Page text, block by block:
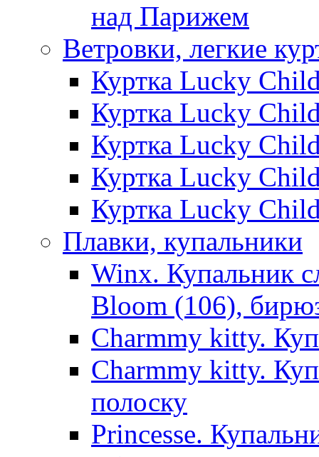
над Парижем
Ветровки, легкие
Куртка Lucky
Куртка Lucky
Куртка Lucky
Куртка Lucky
Куртка Lucky
Плавки, купальники
Winx. Купальник
Bloom (106),
Charmmy kitty.
Charmmy kitty.
полоску
Princesse.